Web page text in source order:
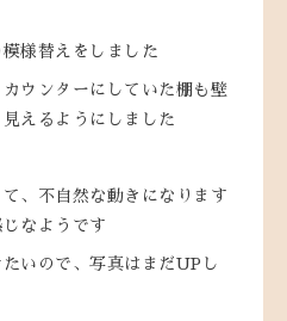
様替えをしました
ウンターにしていた棚も壁
えるようにしました
、不自然な動きになります
なようです
いので、写真はまだUPし